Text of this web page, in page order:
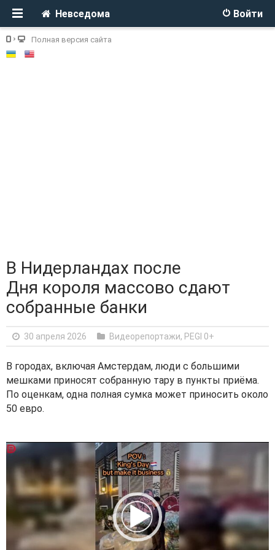
Войти
Невседома
Полная версия сайта
В Нидерландах после
Дня короля массово сдают
собранные банки
30 апреля 2026 Видеорепортажи, PEGI 0+
В городах, включая Амстердам, люди с большими
мешками приносят собранную тару в пункты приёма.
По оценкам, одна полная сумка может приносить около
50 евро.
V
o
P